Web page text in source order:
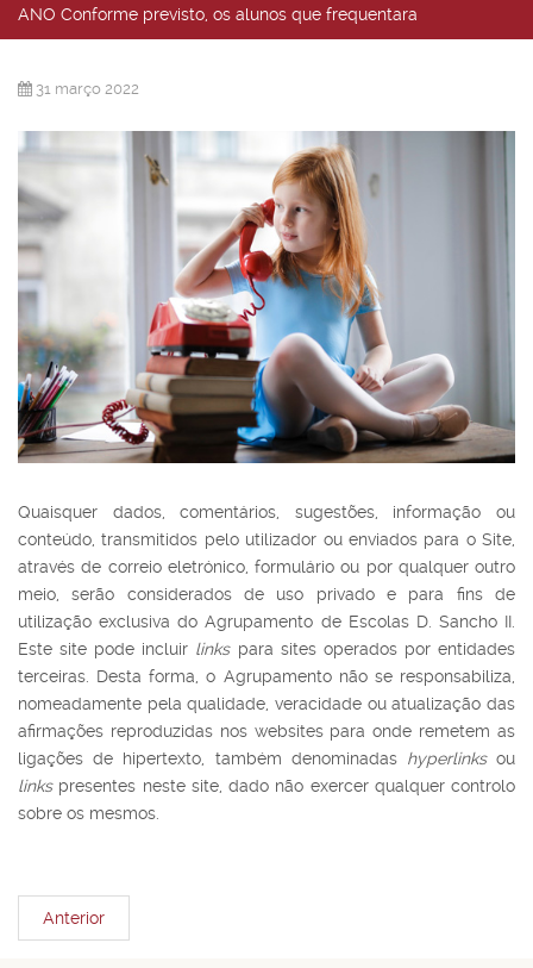
ANO Conforme previsto, os alunos que frequentara
31 março 2022
Quaisquer dados, comentários, sugestões, informação ou
conteúdo, transmitidos pelo utilizador ou enviados para o Site,
através de correio eletrónico, formulário ou por qualquer outro
meio, serão considerados de uso privado e para fins de
utilização exclusiva do Agrupamento de Escolas D. Sancho II.
Este site pode incluir linkspara sites operados por entidades
terceiras. Desta forma, o Agrupamento não se responsabiliza,
nomeadamente pela qualidade, veracidade ou atualização das
afirmações reproduzidas nos websites para onde remetem as
ligações de hipertexto, também denominadas hyperlinksou
linkspresentes neste site, dado não exercer qualquer controlo
sobre os mesmos.
Anterior